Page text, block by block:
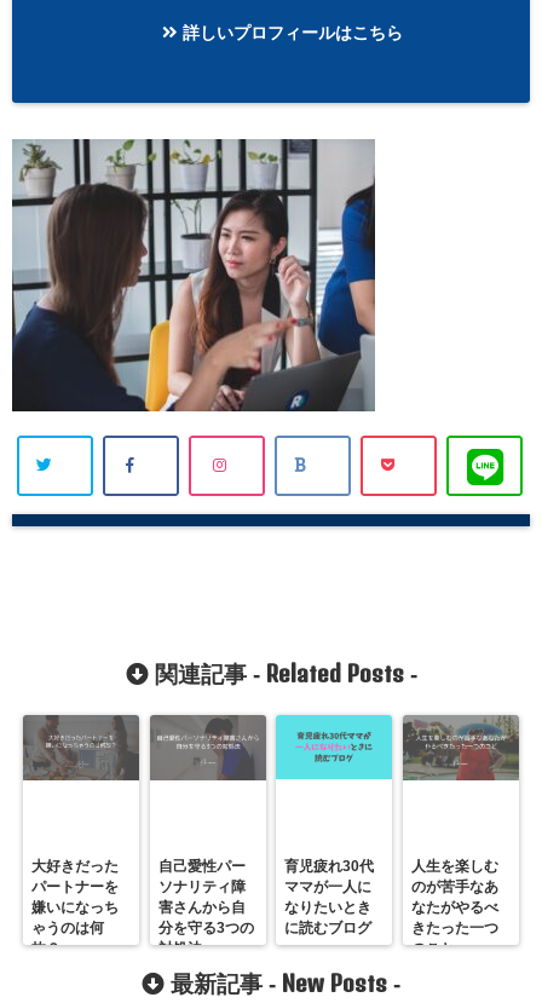
詳しいプロフィールはこちら
関連記事 - Related Posts-
大好きだった
パートナーを
嫌いになっち
ゃうのは何
故？
自己愛性パー
ソナリティ障
害さんから自
分を守る3つの
対処法
育児疲れ30代
ママが一人に
なりたいとき
に読むブログ
人生を楽しむ
のが苦手なあ
なたがやるべ
きたった一つ
のこと
最新記事 - New Posts -